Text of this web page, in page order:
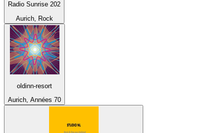
Radio Sunrise 202
Aurich, Rock
oldinn-resort
Aurich, Années 70